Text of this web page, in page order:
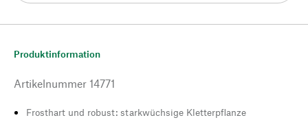
Produktinformation
Artikelnummer 14771
Frosthart und robust: starkwüchsige Kletterpflanze